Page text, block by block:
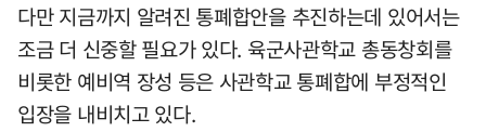
다만 지금까지 알려진 통폐합안을 추진하는데 있어서는
조금 더 신중할 필요가 있다. 육군사관학교 총동창회를
비롯한 예비역 장성 등은 사관학교 통폐합에 부정적인
입장을 내비치고 있다.